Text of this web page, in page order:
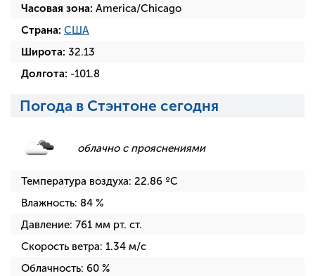
Часовая зона: America/Chicago
Страна: США
Широта: 32.13
Долгота: -101.8
Погода в Стэнтоне сегодня
облачно с прояснениями
Температура воздуха: 22.86 ºC
Влажность: 84 %
Давление: 761 мм рт. ст.
Скорость ветра: 1.34 м/с
Облачность: 60 %